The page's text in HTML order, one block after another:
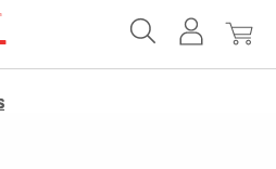
MonMon